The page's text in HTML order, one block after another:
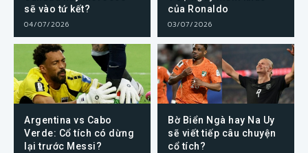
sẽ vào tứ kết?
04/07/2026
của Ronaldo
03/07/2026
Argentina vs Cabo
Verde: Cổ tích có dừng
lại trước Messi?
Bờ Biển Ngà hay Na Uy
sẽ viết tiếp câu chuyện
cổ tích?